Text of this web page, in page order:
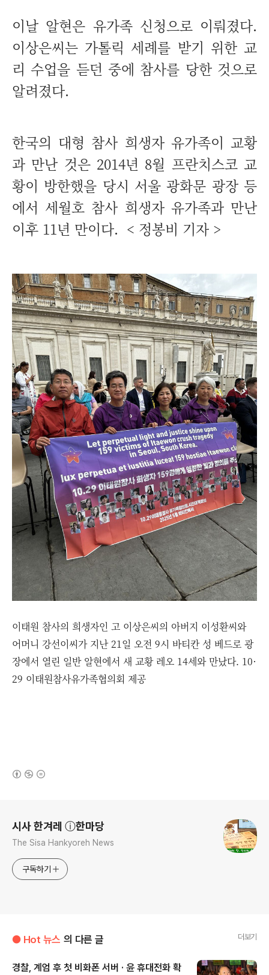
이날 알현은 유가족 신청으로 이뤄졌다.
이상은씨는 가톨릭 세례를 받기 위한 교
리 수업을 듣던 중에 참사를 당한 것으로
알려졌다.
한국의 대형 참사 희생자 유가족이 교황
과 만난 것은 2014년 8월 프란치스코 교
황이 방한했을 당시 서울 광화문 광장 등
에서 세월호 참사 희생자 유가족과 만난
이후 11년 만이다. < 정봉비 기자 >
이태원 참사의 희생자인 고 이상은씨의 아버지 이성환씨와
어머니 강선이씨가 지난 21일 오전 9시 바티칸 성 베드로 광
장에서 열린 일반 알현에서 새 교황 레오 14세와 만났다. 10·
29 이태원참사유가족협의회 제공
시사 한겨레 ⓘ한마당
The Sisa Hankyoreh News
구독하기
● Hot 뉴스 의 다른 글 더보기
경찰, 계엄 후 첫 비화폰 서버 · 윤 휴대전화 확